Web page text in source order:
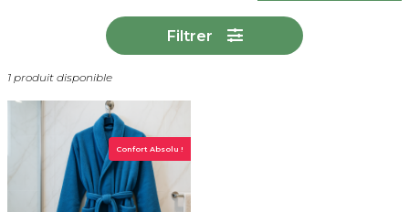
Filtrer
1 produit disponible
Confort Absolu !